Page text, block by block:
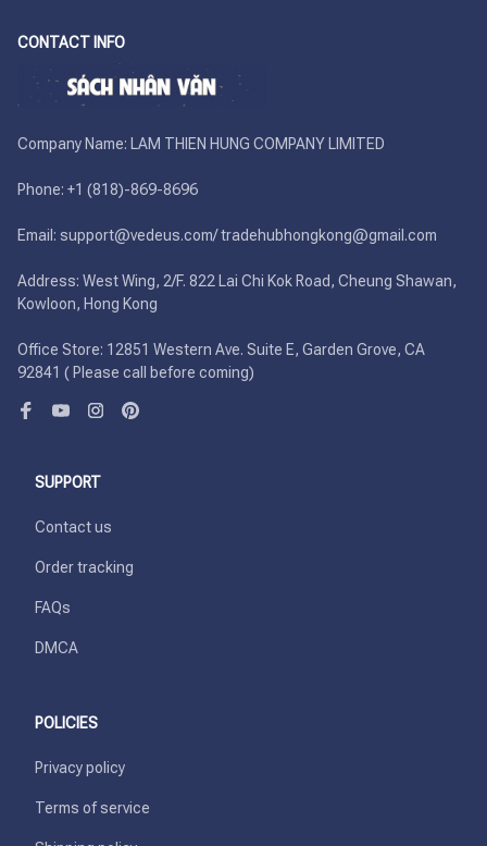
CONTACT INFO
Company Name: LAM THIEN HUNG COMPANY LIMITED
Phone: +1 (818)-869-8696
Email: support@vedeus.com/ tradehubhongkong@gmail.com
Address: West Wing, 2/F. 822 Lai Chi Kok Road, Cheung Shawan,
Kowloon, Hong Kong
Office Store: 12851 Western Ave. Suite E, Garden Grove, CA
92841 ( Please call before coming)
SUPPORT
Contact us
Order tracking
FAQs
DMCA
POLICIES
Privacy policy
Terms of service